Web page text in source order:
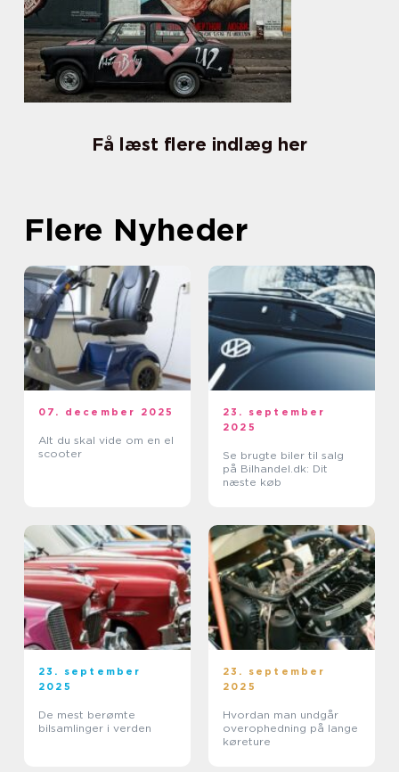
Få læst flere indlæg her
Flere Nyheder
07. december 2025
Alt du skal vide om en el
scooter
23. september
2025
Se brugte biler til salg
på Bilhandel.dk: Dit
næste køb
23. september
2025
De mest berømte
bilsamlinger i verden
23. september
2025
Hvordan man undgår
overophedning på lange
køreture